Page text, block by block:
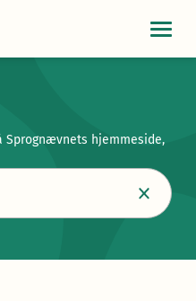
Sprognævnets hjemmeside,